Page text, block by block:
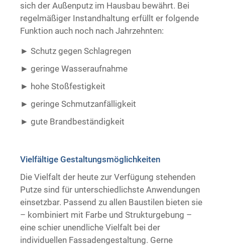
sich der Außenputz im Hausbau bewährt. Bei
regelmäßiger Instandhaltung erfüllt er folgende
Funktion auch noch nach Jahrzehnten:
Schutz gegen Schlagregen
geringe Wasseraufnahme
hohe Stoßfestigkeit
geringe Schmutzanfälligkeit
gute Brandbeständigkeit ​ ​
Vielfältige Gestaltungsmöglichkeiten
Die Vielfalt der heute zur Verfügung stehenden
Putze sind für unterschiedlichste Anwendungen
einsetzbar. Passend zu allen Baustilen bieten sie
– kombiniert mit Farbe und Strukturgebung –
eine schier unendliche Vielfalt bei der
individuellen Fassadengestaltung. Gerne